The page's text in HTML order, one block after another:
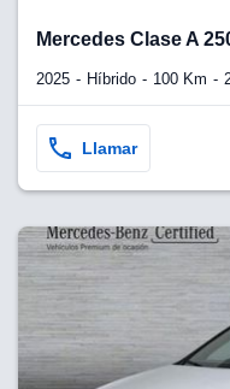
Mercedes Clase A
2025 Híbrido 100 Km
Llamar